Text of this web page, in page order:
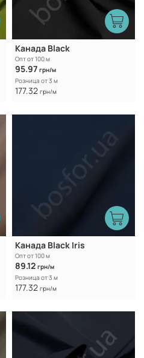
Канада Black
Опт от 100 м
95.97 грн/м
Розница от 3 м
177.32 грн/м
Канада Black Iris
Опт от 100 м
89.12 грн/м
Розница от 3 м
177.32 грн/м